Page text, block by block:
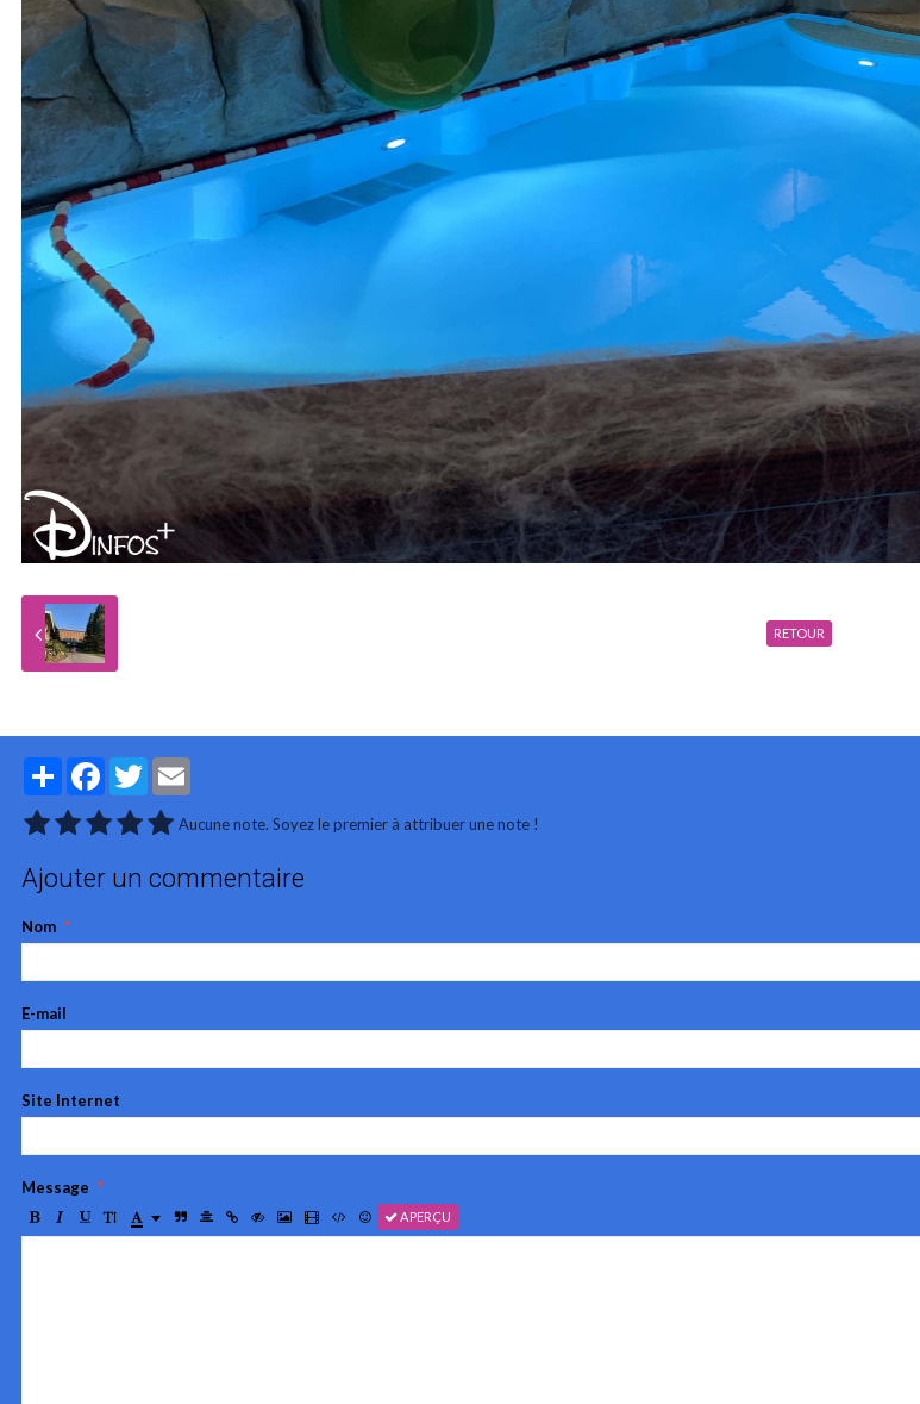
RETOUR
PartagerFacebookTwitter
Aucune note. Soyez le premier à attribuer une note !
Ajouter un commentaire
Nom
E-mail
Site Internet
Message
APERÇU